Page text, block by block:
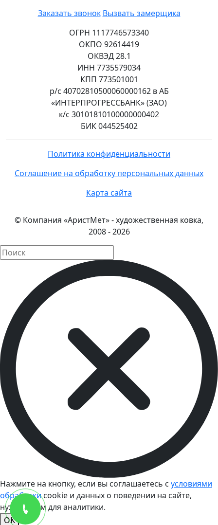
Заказать звонок Вызвать замерщика
ОГРН 1117746573340
ОКПО 92614419
ОКВЭД 28.1
ИНН 7735579034
КПП 773501001
р/с 40702810500060000162 в АБ
«ИНТЕРПРОГРЕССБАНК» (ЗАО)
к/с 30101810100000000402
БИК 044525402
Политика конфиденциальности
Соглашение на обработку персональных данных
Карта сайта
© Компания «АристМет» - художественная ковка,
2008 - 2026
Нажмите на кнопку, если вы соглашаетесь с условиями
обработкиcookie и данных о поведении на сайте,
нужных нам для аналитики.
OK